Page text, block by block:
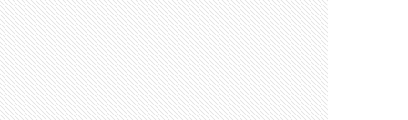
r a melhor experiência para nossos clie
ntes e parceiros.
Nossa MISSÃO:
Criar soluções focadas em deixar o pro
cesso de alugar um imóvel mais simple